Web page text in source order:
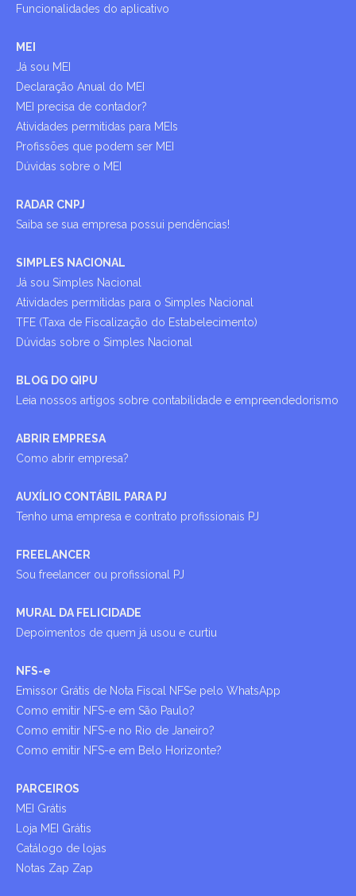
Funcionalidades do aplicativo
MEI
Já sou MEI
Declaração Anual do MEI
MEI precisa de contador?
Atividades permitidas para MEIs
Profissões que podem ser MEI
Dúvidas sobre o MEI
RADAR CNPJ
Saiba se sua empresa possui pendências!
SIMPLES NACIONAL
Já sou Simples Nacional
Atividades permitidas para o Simples Nacional
TFE (Taxa de Fiscalização do Estabelecimento)
Dúvidas sobre o Simples Nacional
BLOG DO QIPU
Leia nossos artigos sobre contabilidade e empreendedorismo
ABRIR EMPRESA
Como abrir empresa?
AUXÍLIO CONTÁBIL PARA PJ
Tenho uma empresa e contrato profissionais PJ
FREELANCER
Sou freelancer ou profissional PJ
MURAL DA FELICIDADE
Depoimentos de quem já usou e curtiu
NFS-e
Emissor Grátis de Nota Fiscal NFSe pelo WhatsApp
Como emitir NFS-e em São Paulo?
Como emitir NFS-e no Rio de Janeiro?
Como emitir NFS-e em Belo Horizonte?
PARCEIROS
MEI Grátis
Loja MEI Grátis
Catálogo de lojas
Notas Zap Zap